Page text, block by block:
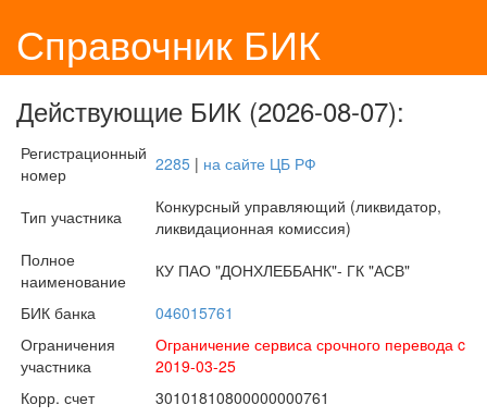
Справочник БИК
Действующие БИК (2026-08-07):
Регистрационный
номер
2285 | на сайте ЦБ РФ
Тип участника
Конкурсный управляющий (ликвидатор,
ликвидационная комиссия)
Полное
наименование
КУ ПАО "ДОНХЛЕББАНК"- ГК "АСВ"
БИК банка
046015761
Ограничения
участника
Ограничение сервиса срочного перевода c
2019-03-25
Корр. счет
30101810800000000761